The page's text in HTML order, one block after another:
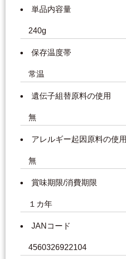
単品内容量
240g
保存温度帯
常温
遺伝子組替原料の使用
無
アレルギー起因原料の使用
無
賞味期限/消費期限
１カ年
JANコード
4560326922104